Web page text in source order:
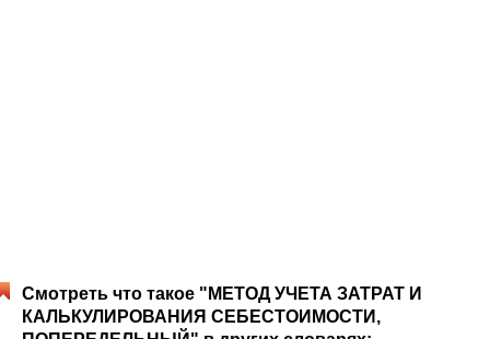
Смотреть что такое "МЕТОД УЧЕТА ЗАТРАТ И
КАЛЬКУЛИРОВАНИЯ СЕБЕСТОИМОСТИ,